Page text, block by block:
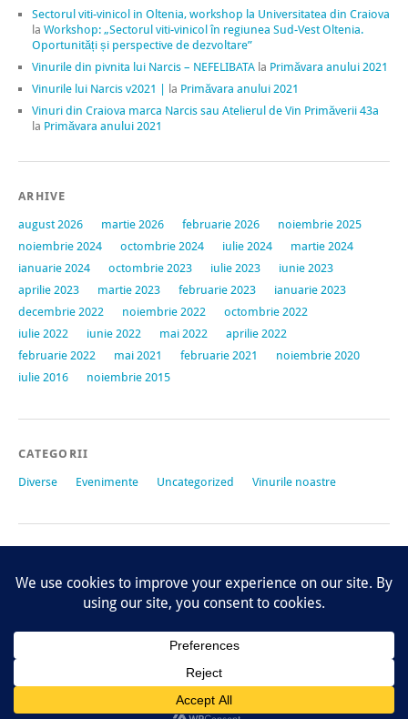
Sectorul viti-vinicol in Oltenia, workshop la Universitatea din Craiova
la Workshop: „Sectorul viti-vinicol în regiunea Sud-Vest Oltenia.
Oportunități și perspective de dezvoltare”
Vinurile din pivnita lui Narcis – NEFELIBATA la Primăvara anului 2021
Vinurile lui Narcis v2021 | la Primăvara anului 2021
Vinuri din Craiova marca Narcis sau Atelierul de Vin Primăverii 43a
la Primăvara anului 2021
ARHIVE
august 2026 martie 2026 februarie 2026
noiembrie 2025
noiembrie 2024
octombrie 2024 iulie 2024
martie 2024
ianuarie 2024
octombrie 2023 iulie 2023
iunie 2023
aprilie 2023
martie 2023 februarie 2023
ianuarie 2023
decembrie 2022
noiembrie 2022
octombrie 2022
iulie 2022
iunie 2022 mai 2022
aprilie 2022
februarie 2022
mai 2021 februarie 2021
noiembrie 2020
iulie 2016
noiembrie 2015
CATEGORII
Diverse Evenimente Uncategorized Vinurile noastre
Autentificare Flux intrări Flux comentarii WordPress.org
WordPress Temă: Yoko de
Sus